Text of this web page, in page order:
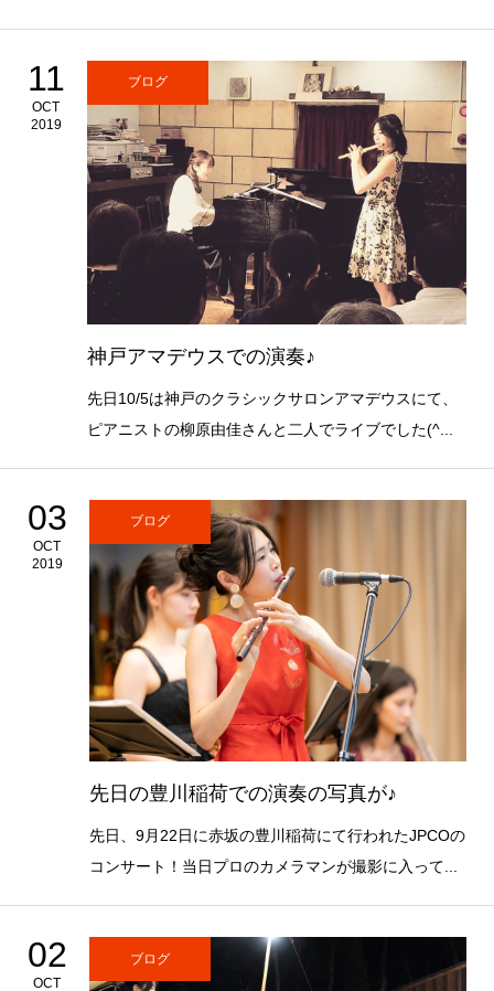
11
OCT
2019
ブログ
神戸アマデウスでの演奏♪
先日10/5は神戸のクラシックサロンアマデウスにて、
ピアニストの柳原由佳さんと二人でライブでした(^...
03
OCT
2019
ブログ
先日の豊川稲荷での演奏の写真が♪
先日、9月22日に赤坂の豊川稲荷にて行われたJPCOの
コンサート！当日プロのカメラマンが撮影に入って...
02
OCT
ブログ